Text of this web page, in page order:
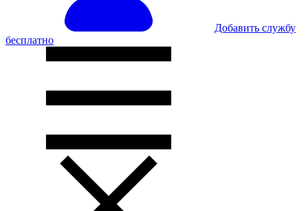
Добавить службу
бесплатно